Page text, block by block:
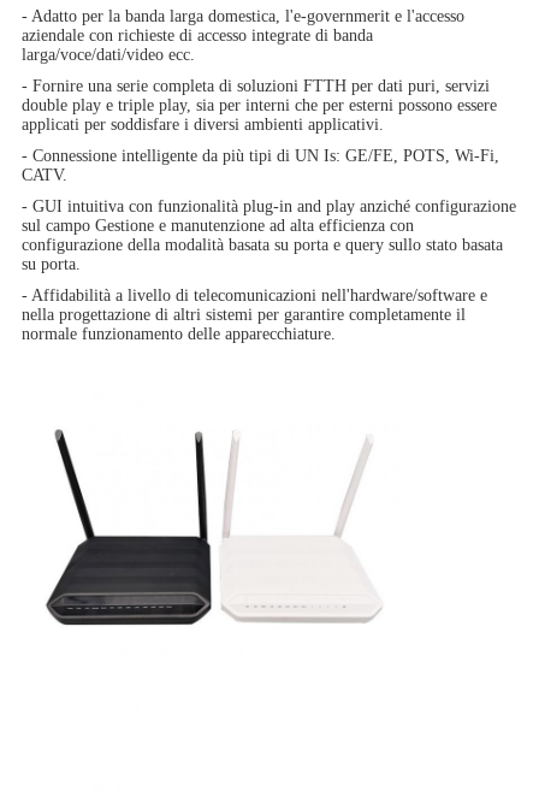
- Adatto per la banda larga domestica, l'e-governmerit e l'accesso
aziendale con richieste di accesso integrate di banda
larga/voce/dati/video ecc.
- Fornire una serie completa di soluzioni FTTH per dati puri, servizi
double play e triple play, sia per interni che per esterni possono essere
applicati per soddisfare i diversi ambienti applicativi.
- Connessione intelligente da più tipi di UN Is: GE/FE, POTS, Wi-Fi,
CATV.
- GUI intuitiva con funzionalità plug-in and play anziché configurazione
sul campo Gestione e manutenzione ad alta efficienza con
configurazione della modalità basata su porta e query sullo stato basata
su porta.
- Affidabilità a livello di telecomunicazioni nell'hardware/software e
nella progettazione di altri sistemi per garantire completamente il
normale funzionamento delle apparecchiature.